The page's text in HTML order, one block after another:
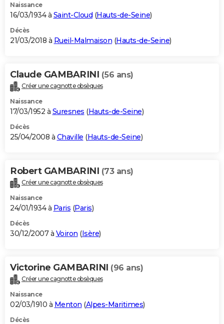
Naissance
16/03/1934 à Saint-Cloud (Hauts-de-Seine)
Décès
21/03/2018 à Rueil-Malmaison (Hauts-de-Seine)
Claude GAMBARINI (56 ans)
Créer une cagnotte obsèques
Naissance
17/03/1952 à Suresnes (Hauts-de-Seine)
Décès
25/04/2008 à Chaville (Hauts-de-Seine)
Robert GAMBARINI (73 ans)
Créer une cagnotte obsèques
Naissance
24/01/1934 à Paris (Paris)
Décès
30/12/2007 à Voiron (Isère)
Victorine GAMBARINI (96 ans)
Créer une cagnotte obsèques
Naissance
02/03/1910 à Menton (Alpes-Maritimes)
Décès